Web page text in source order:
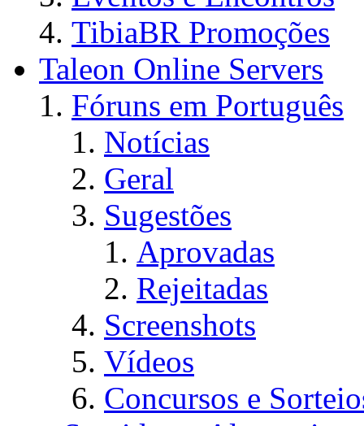
TibiaBR Promoções
Taleon Online Servers
Fóruns em Português
Notícias
Geral
Sugestões
Aprovadas
Rejeitadas
Screenshots
Vídeos
Concursos e